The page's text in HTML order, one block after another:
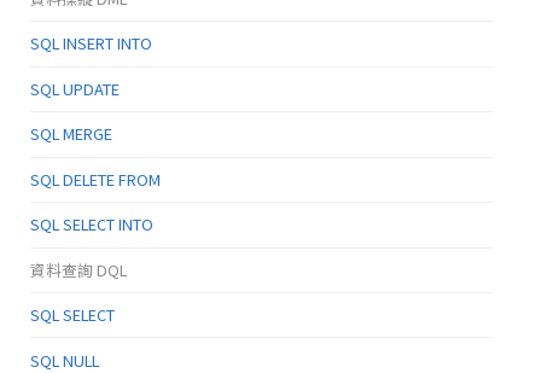
SQL INSERT INTO
SQL UPDATE
SQL MERGE
SQL DELETE FROM
SQL SELECT INTO
資料查詢 DQL
SQL SELECT
SQL NULL